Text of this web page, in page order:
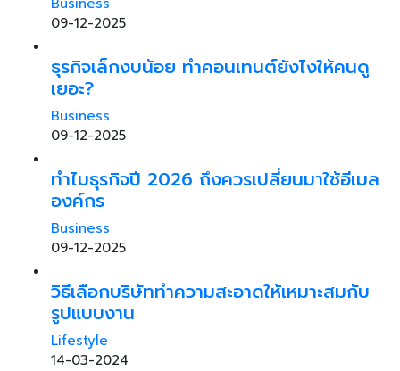
09-12-2025
ธุรกิจเล็กงบน้อย ทำคอนเทนต์ยังไงให้คนดู
เยอะ?
Business
09-12-2025
ทำไมธุรกิจปี 2026 ถึงควรเปลี่ยนมาใช้อีเมล
องค์กร
Business
09-12-2025
วิธีเลือกบริษัททำความสะอาดให้เหมาะสมกับ
รูปแบบงาน
Lifestyle
14-03-2024